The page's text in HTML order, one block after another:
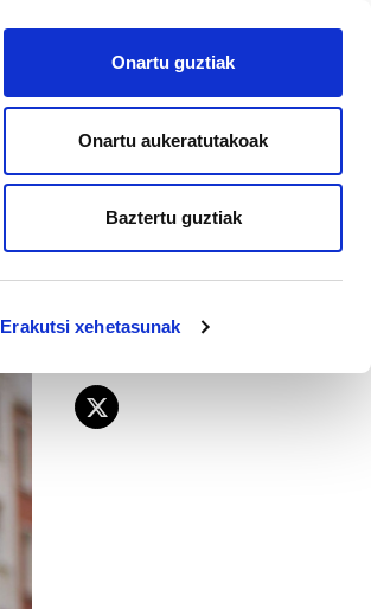
Erakutsi xehetasunak
Onartu guztiak
Onartu aukeratutakoak
Baztertu guztiak
AFILIATU